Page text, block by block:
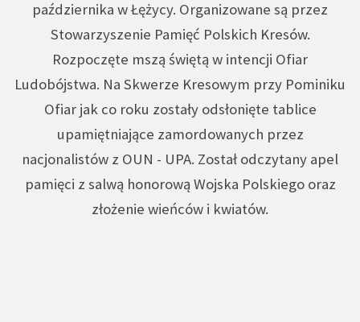
października w Łężycy. Organizowane są przez
Stowarzyszenie Pamięć Polskich Kresów.
Rozpoczęte mszą świętą w intencji Ofiar
Ludobójstwa. Na Skwerze Kresowym przy Pominiku
Ofiar jak co roku zostały odsłonięte tablice
upamiętniające zamordowanych przez
nacjonalistów z OUN - UPA. Został odczytany apel
pamięci z salwą honorową Wojska Polskiego oraz
złożenie wieńców i kwiatów.